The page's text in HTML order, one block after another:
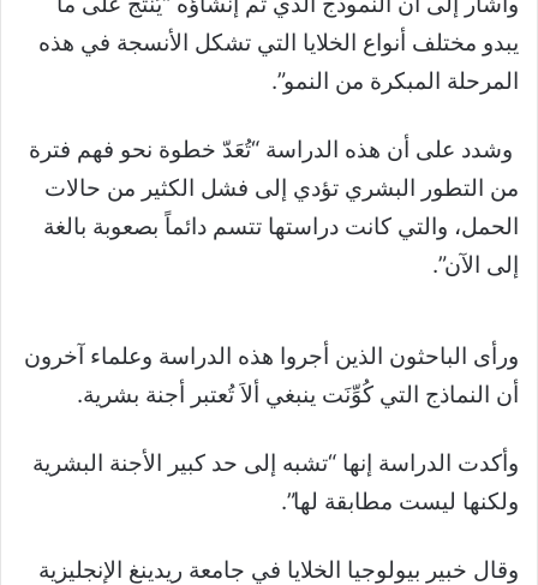
يبدو مختلف أنواع الخلايا التي تشكل الأنسجة في هذه
المرحلة المبكرة من النمو”.
وشدد على أن هذه الدراسة “تُعَدّ خطوة نحو فهم فترة
من التطور البشري تؤدي إلى فشل الكثير من حالات
الحمل، والتي كانت دراستها تتسم دائماً بصعوبة بالغة
إلى الآن”.
ورأى الباحثون الذين أجروا هذه الدراسة وعلماء آخرون
أن النماذج التي كُوِّنَت ينبغي ألاَ تُعتبر أجنة بشرية.
وأكدت الدراسة إنها “تشبه إلى حد كبير الأجنة البشرية
ولكنها ليست مطابقة لها”.
وقال خبير بيولوجيا الخلايا في جامعة ريدينغ الإنجليزية